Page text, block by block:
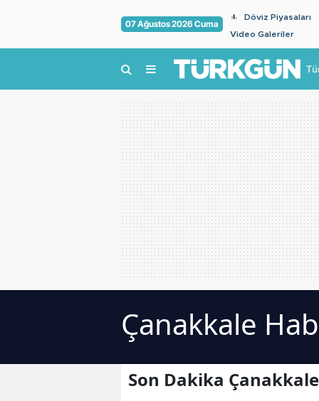
07 Ağustos 2026 Cuma
Döviz Piyasaları
Video Galeriler
Çanakkale
Son Dakika